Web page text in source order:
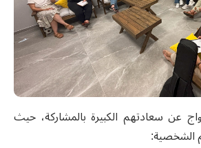
عن سعادتهم الكبيرة بالمشاركة، حيث
الشخصية: